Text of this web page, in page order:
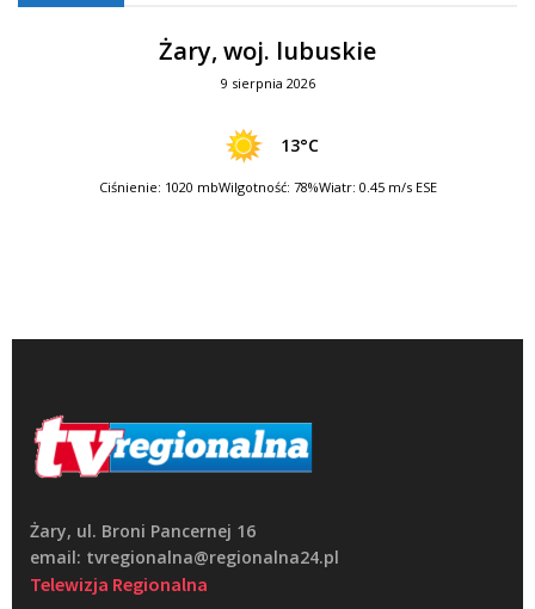
Żary, woj. lubuskie
9 sierpnia 2026
13°C
Ciśnienie: 1020 mbWilgotność: 78%Wiatr: 0.45 m/s ESE
Żary, ul. Broni Pancernej 16
email: tvregionalna@regionalna24.pl
Telewizja Regionalna